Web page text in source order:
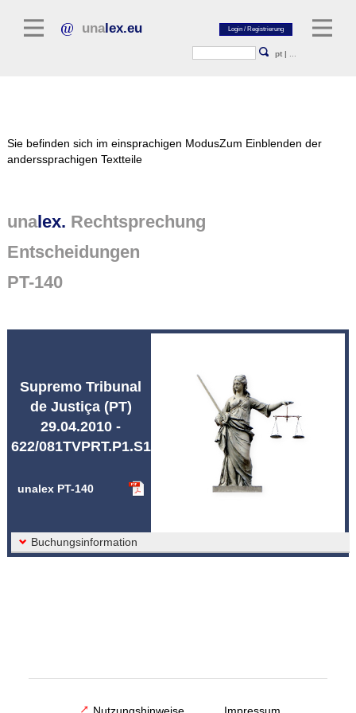
unalex.eu
pt |
Normtexte
Rechtsprechung
Sie befinden sich im einsprachigen ModusZum Einblenden der
anderssprachigen Textteile
unalex. Rechtsprechung
Entscheidungen
PT-140
Supremo Tribunal
de Justiça (PT)
29.04.2010 -
622/081TVPRT.P1.S1
unalex PT-140
Buchungsinformation
Nutzungshinweise Impressum